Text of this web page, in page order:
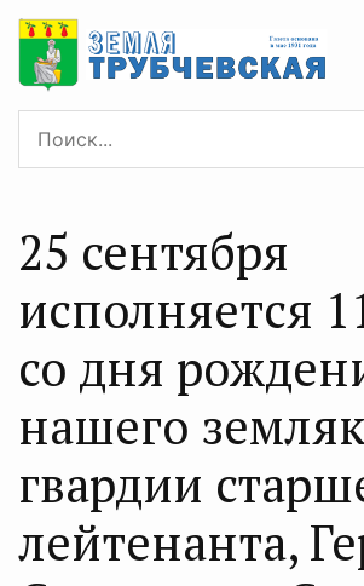
25 сентября
исполняется
со дня
нашего
гвардии
лейтенанта,